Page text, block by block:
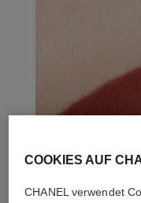
COOKIES AUF
CHANEL verwendet